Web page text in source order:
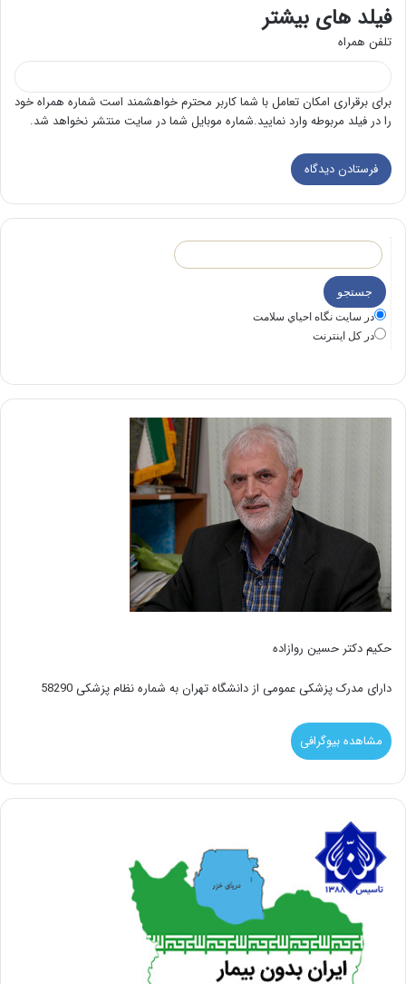
فیلد های بیشتر
تلفن همراه
برای برقراری امکان تعامل با شما کاربر محترم خواهشمند است شماره همراه خود
را در فیلد مربوطه وارد نمایید.شماره موبایل شما در سایت منتشر نخواهد شد.
در سايت نگاه احياي سلامت
در كل اينترنت
حکیم دکتر حسین روازاده
دارای مدرک پزشکی عمومی از دانشگاه تهران به شماره نظام پزشکی 58290
مشاهده بیوگرافی